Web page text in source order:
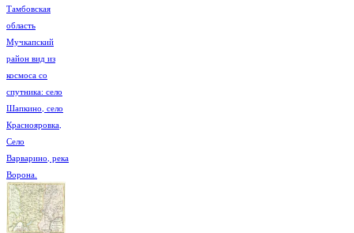
Тамбовская
область
Мучкапский
район вид из
космоса со
спутника: село
Шапкино, село
Краснояровка,
Село
Варварино, река
Ворона.